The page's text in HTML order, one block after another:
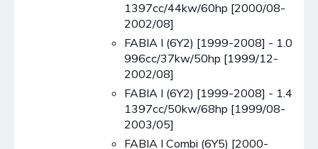
1397cc/44kw/60hp [2000/08-
2002/08]
FABIA I (6Y2) [1999-2008] - 1.0
996cc/37kw/50hp [1999/12-
2002/08]
FABIA I (6Y2) [1999-2008] - 1.4
1397cc/50kw/68hp [1999/08-
2003/05]
FABIA I Combi (6Y5) [2000-